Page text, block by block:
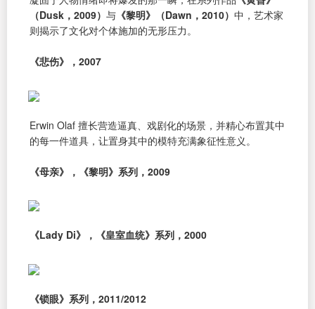
（Dusk，2009） 与 《黎明》（Dawn，2010） 中，艺术家
则揭示了文化对个体施加的无形压力。
《悲伤》，2007
Erwin Olaf 擅长营造逼真、戏剧化的场景，并精心布置其中
的每一件道具，让置身其中的模特充满象征性意义。
《母亲》，《黎明》系列，2009
《Lady Di》，《皇室血统》系列，2000
《锁眼》系列，2011/2012